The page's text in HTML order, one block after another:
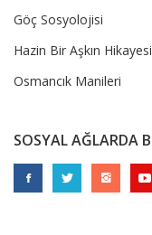
Göç Sosyolojisi
Hazin Bir Aşkın
Osmancık Manileri
SOSYAL AĞLARDA